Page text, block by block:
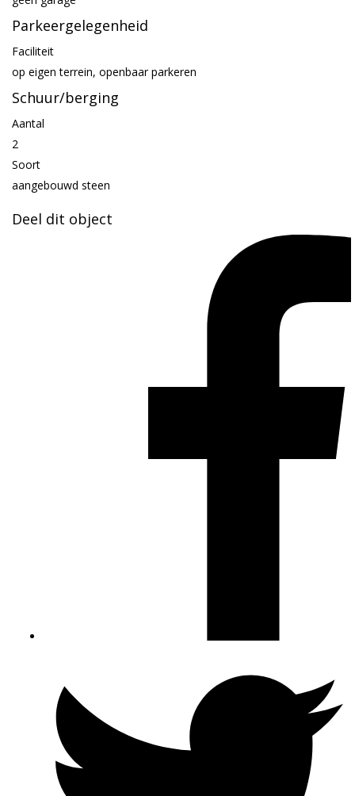
Parkeergelegenheid
Faciliteit
op eigen terrein, openbaar parkeren
Schuur/berging
Aantal
2
Soort
aangebouwd steen
Deel dit object